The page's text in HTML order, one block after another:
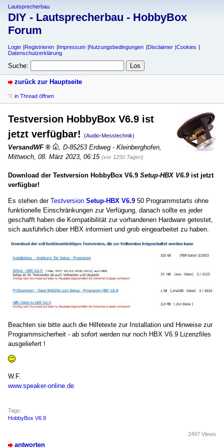
Lautsprecherbau
DIY - Lautsprecherbau - HobbyBox
Forum
Login Registrieren Impressum Nutzungsbedingungen Disclaimer
Cookies
Datenschutzerklärung
Suche:
zurück zur Hauptseite
in Thread öffnen
Testversion HobbyBox V6.9 ist
jetzt verfügbar!
(Audio-Messtechnik)
VersandWF D-85253 Erdweg - Kleinberghofen
Mittwoch, 08. März 2023, 06:15 (vor 1250 Tagen)
Download der Testversion HobbyBox V6.9 Setup-HBX V6.9ist jetzt
verfügbar!
Es stehen der Testversion Setup-HBX V6.9 50 Programmstarts ohne
funktionelle Einschränkungen zur Verfügung, danach sollte es jeder
geschafft haben die Kompatibilität zur vorhandenen Hardware getestet,
sich ausführlich über HBX informiert und grob eingearbeitet zu haben.
Beachten sie bitte auch die Hilfetexte zur Installation und Hinweise zur
Programmsicherheit - ab sofort werden nur noch HBX V6.9 Lizenzfiles
ausgeliefert !
W.F.
www.speaker-online.de
Tags:
HobbyBox V6.9
antworten
2497 Views